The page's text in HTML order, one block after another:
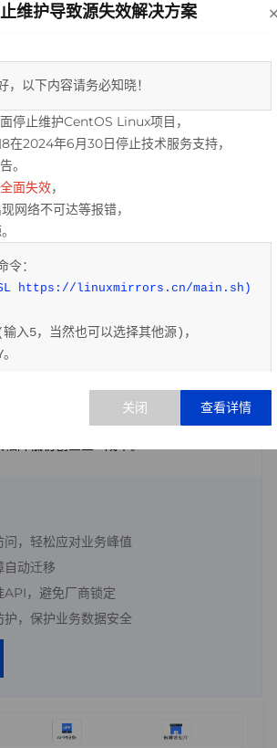
多，迫使金融机构在减少安全漏洞和网
足不同需求。
服务。互联网微金融用户也能享有金融级
计算、弹性部署能解决互联网业务的海量
问，轻松应对业务峰值
自动迁移
API，避免厂商锁定
护，保护业务数据安全
维护导致源失效解决方案
，以下内容请务必知晓！
停止维护CentOS Linux项目，
在2024年6月30日停止技术服务支持，
。
面失效，
网络不可达等报错，
令：
https://linuxmirrors.cn/main.sh)
入5，当然也可以选择其他源)，